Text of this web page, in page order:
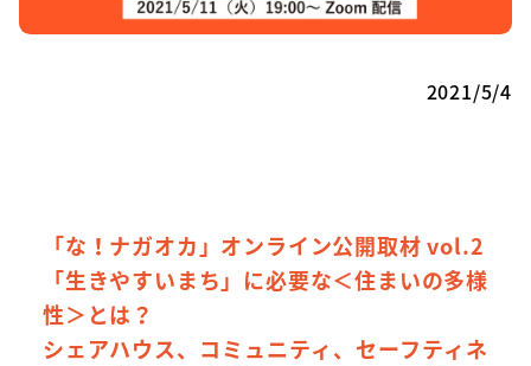
2021/5/4
「な！ナガオカ」オンライン公開取材 vol.2
「生きやすいまち」に必要な＜住まいの多様
性＞とは？
シェアハウス、コミュニティ、セーフティネ